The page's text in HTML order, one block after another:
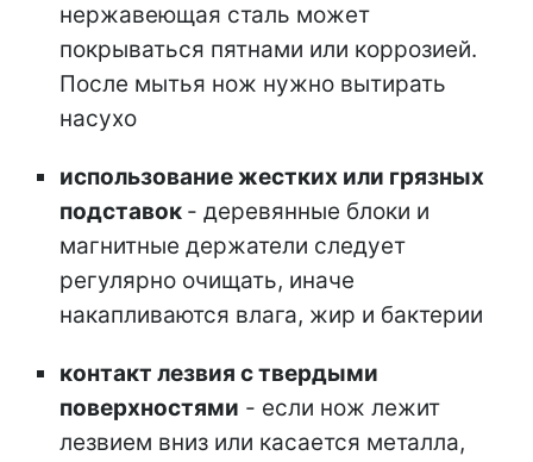
нержавеющая сталь может
покрываться пятнами или коррозией.
После мытья нож нужно вытирать
насухо
использование жестких или грязных
подставок - деревянные блоки и
магнитные держатели следует
регулярно очищать, иначе
накапливаются влага, жир и бактерии
контакт лезвия с твердыми
поверхностями - если нож лежит
лезвием вниз или касается металла,